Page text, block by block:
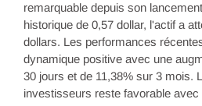
remarquable depuis son
historique de 0,57 dollar, l'actif a
dollars. Les performances
dynamique positive avec une
30 jours et de 11,38% sur 3 mois.
investisseurs reste favorable avec